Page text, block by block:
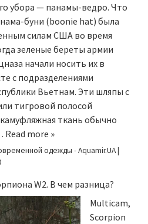
убора — панамы-ведро. Что
буни (boonie hat) была
силам США во время
зеленые береты армии
начали носить их в
с подразделениями
Вьетнам. Эти шляпы с
тигровой полосой
ткань обычно
Read more »
одежды - Aquamir.UA|
W2. В чем разница?
Multicam,
Scorpion